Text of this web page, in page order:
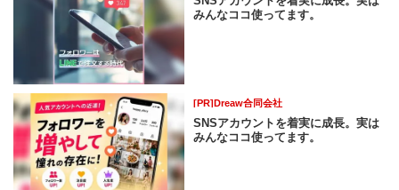
みんなココ使ってます。
[PR]Dreaw合同会社
SNSアカウントを着実に成長。実は
みんなココ使ってます。